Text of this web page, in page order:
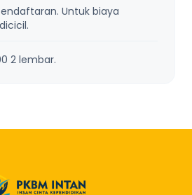
Untuk biaya
2 lembar.